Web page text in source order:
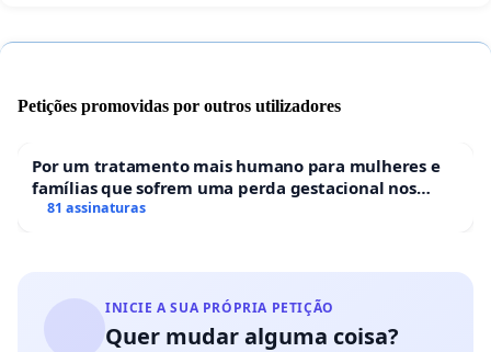
Petições promovidas por outros utilizadores
Por um tratamento mais humano para mulheres e
famílias que sofrem uma perda gestacional nos
hospitais portugueses
81 assinaturas
INICIE A SUA PRÓPRIA PETIÇÃO
Quer mudar alguma coisa?